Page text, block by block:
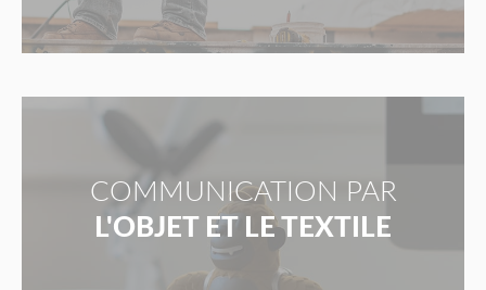
COMMUNICATION PAR
L'OBJET ET LE TEXTILE